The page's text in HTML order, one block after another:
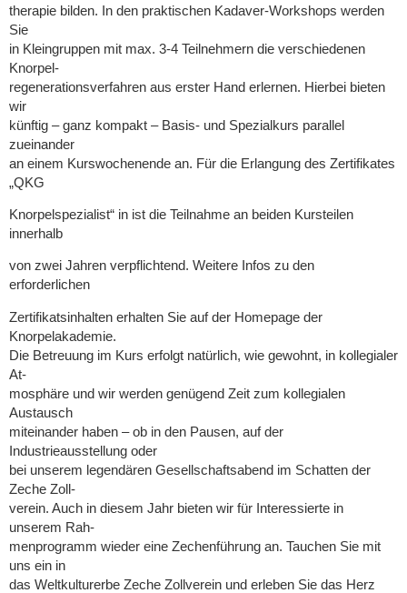
therapie bilden. In den praktischen Kadaver-Workshops werden
Sie
in Kleingruppen mit max. 3-4 Teilnehmern die verschiedenen
Knorpel-
regenerationsverfahren aus erster Hand erlernen. Hierbei bieten
wir
künftig – ganz kompakt – Basis- und Spezialkurs parallel
zueinander
an einem Kurswochenende an. Für die Erlangung des Zertifikates
„QKG
Knorpelspezialist“ in ist die Teilnahme an beiden Kursteilen
innerhalb
von zwei Jahren verpflichtend. Weitere Infos zu den
erforderlichen
Zertifikatsinhalten erhalten Sie auf der Homepage der
Knorpelakademie.
Die Betreuung im Kurs erfolgt natürlich, wie gewohnt, in kollegialer
At-
mosphäre und wir werden genügend Zeit zum kollegialen
Austausch
miteinander haben – ob in den Pausen, auf der
Industrieausstellung oder
bei unserem legendären Gesellschaftsabend im Schatten der
Zeche Zoll-
verein. Auch in diesem Jahr bieten wir für Interessierte in
unserem Rah-
menprogramm wieder eine Zechenführung an. Tauchen Sie mit
uns ein in
das Weltkulturerbe Zeche Zollverein und erleben Sie das Herz